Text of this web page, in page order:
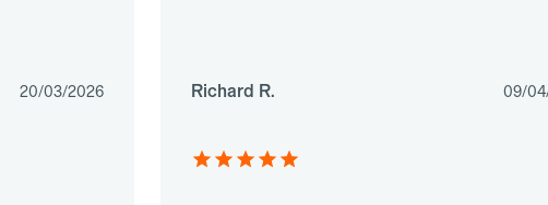
20/03/2026 Richard R. 09/